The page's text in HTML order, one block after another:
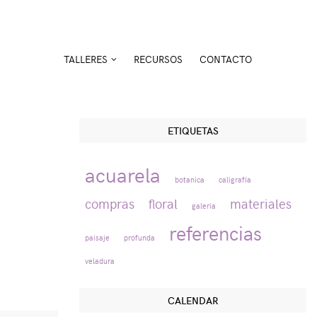
TALLERES RECURSOS CONTACTO
ETIQUETAS
acuarela botanica caligrafía
compras floral galeria materiales
paisaje profunda referencias
veladura
CALENDAR